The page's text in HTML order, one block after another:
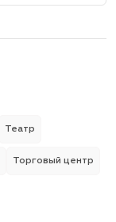
Театр
Торговый центр